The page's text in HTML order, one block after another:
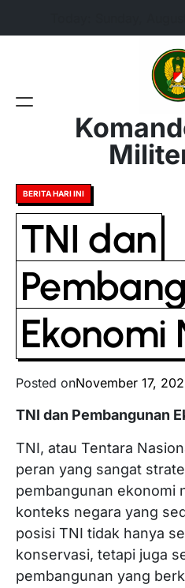
Posted
in
BERITA HARI INI
TNI dan
Ekonomi
Posted onNovember 17,
TNI dan Pembangunan
TNI, atau Tentara
peran yang sangat
pembangunan ekonomi
konteks negara yang
posisi TNI tidak hanya
konservasi, tetapi juga
pembangunan yang